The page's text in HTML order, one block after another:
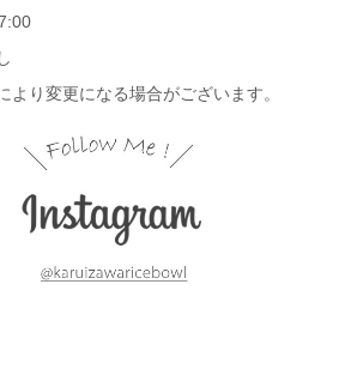
ない
イテム入荷しました♪オーバルサラダト
より変更になる場合がございます。